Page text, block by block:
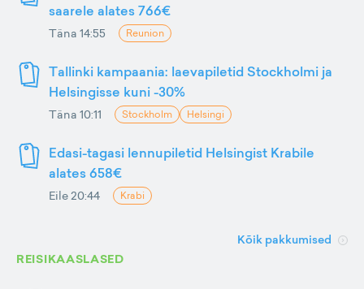
saarele alates 766€
Täna 14:55 Reunion
Tallinki kampaania: laevapiletid Stockholmi ja
Helsingisse kuni -30%
Täna 10:11 Stockholm Helsingi
Edasi-tagasi lennupiletid Helsingist Krabile
alates 658€
Eile 20:44 Krabi
Kõik pakkumised
REISIKAASLASED